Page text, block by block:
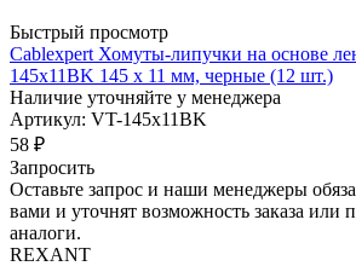
Быстрый просмотр
Cablexpert Хомуты-липучки на основе
145x11BK 145 x 11 мм, черные (12 шт.)
Наличие уточняйте у менеджера
Артикул: VT-145x11BK
58 ₽
Запросить
Оставьте запрос и наши менеджеры
вами и уточнят возможность заказа или
аналоги.
REXANT